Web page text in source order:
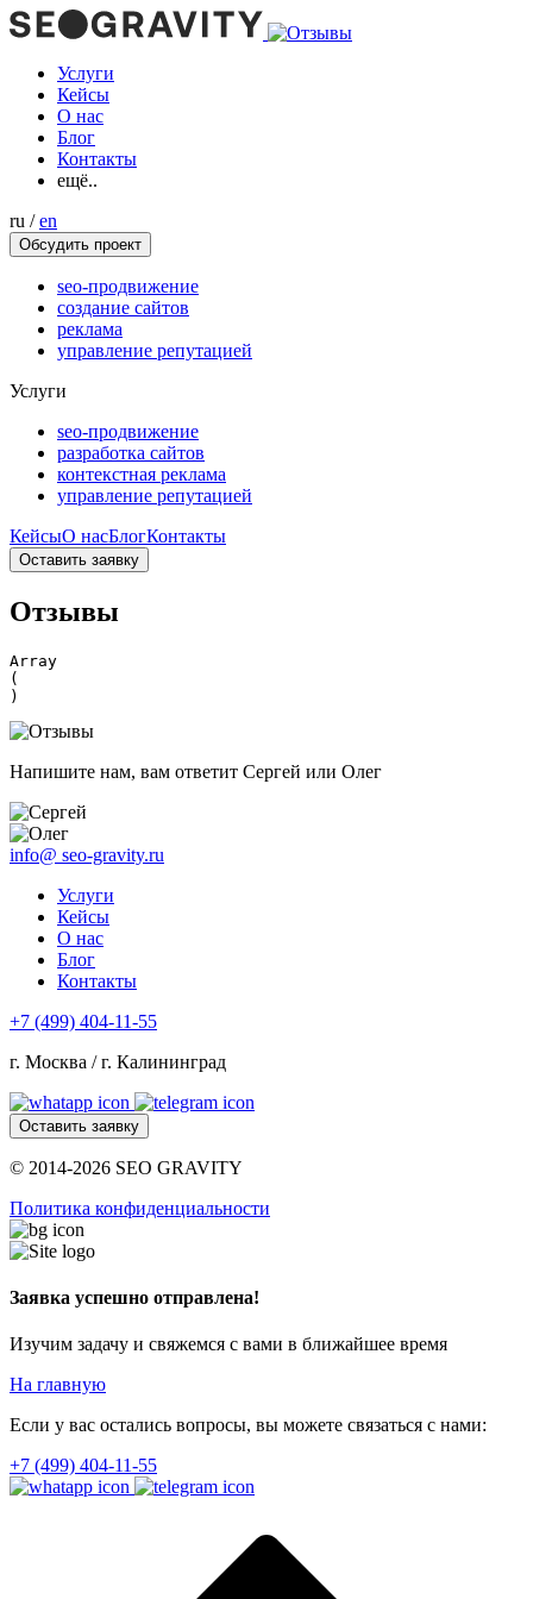
Услуги
Кейсы
О нас
Блог
Контакты
ещё..
ru / en
Обсудить проект
seo-продвижение
создание сайтов
реклама
управление репутацией
Услуги
seo-продвижение
разработка сайтов
контекстная реклама
управление репутацией
КейсыО насБлогКонтакты
Оставить заявку
Отзывы
Array
(
Напишите нам, вам ответит Сергей или Олег
info@ seo-gravity.ru
Услуги
Кейсы
О нас
Блог
Контакты
+7 (499) 404-11-55
г. Москва / г. Калининград
Оставить заявку
© 2014-2026 SEO GRAVITY
Политика конфиденциальности
Заявка успешно отправлена!
Изучим задачу и свяжемся с вами в ближайшее время
На главную
Если у вас остались вопросы, вы можете связаться с нами:
+7 (499) 404-11-55